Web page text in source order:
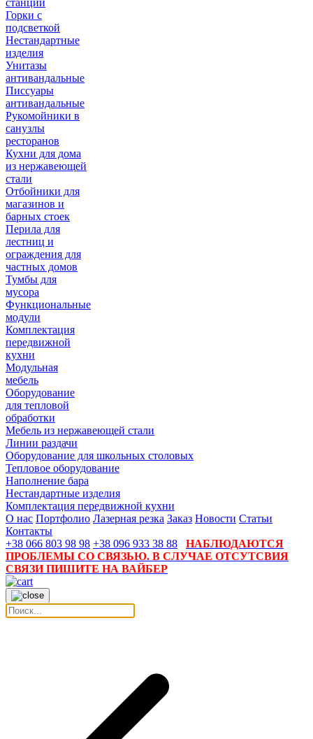
станции
Горки с
подсветкой
Нестандартные
изделия
Унитазы
антивандальные
Писсуары
антивандальные
Рукомойники в
санузлы
ресторанов
Кухни для дома
из нержавеющей
стали
Отбойники для
магазинов и
барных стоек
Перила для
лестниц и
ограждения для
частных домов
Тумбы для
мусора
Функциональные
модули
Комплектация
передвижной
кухни
Модульная
мебель
Оборудование
для тепловой
обработки
Мебель из нержавеющей стали
Линии раздачи
Оборудование для школьных столовых
Тепловое оборудование
Наполнение бара
Нестандартные изделия
Комплектация передвижной кухни
О нас Портфолио Лазерная резка Заказ Новости Статьи
Контакты
+38 066 803 98 98 +38 096 933 38 88
НАБЛЮДАЮТСЯ
ПРОБЛЕМЫ СО СВЯЗЬЮ. В СЛУЧАЕ ОТСУТСВИЯ
СВЯЗИ ПИШИТЕ НА ВАЙБЕР